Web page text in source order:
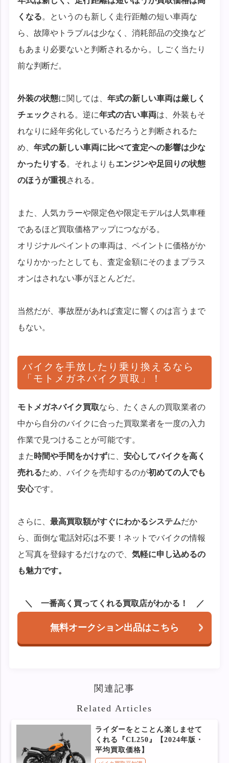
くなる。というのも新しく走行距離の短い車両な
ら、故障やトラブルは少なく、消耗部品の交換など
もあまり必要ないと判断されるから。しごく当たり
前な判断だ。
外装の状態に関しては、年式の新しい車両は厳しく
チェック される。逆に年式の古い車両は、外装もそ
れなりに経年劣化しているだろうと判断されるた
め、年式の新しい車両に比べて査定への影響は少な
かったりする。それよりもエンジンや足回りの状態
のほうが重視される。
また、人気カラーや限定色や限定モデルは人気車種
であるほど買取価格アップにつながる。
オリジナルペイントの車両は、ペイントに価格がか
なりかかったとしても、査定金額にそのままプラス
オンはされない事がほとんどだ。
当然だが、事故歴があれば査定に響くのは言うまで
もない。
バイクを手放したり乗り換えるなら
「モトメガネバイク買取」！
モトメガネバイク買取なら、たくさんの買取業者の
中から自分のバイクに合った買取業者を一度の入力
作業で見つけることが可能です。
また 時間や手間をかけずに、安心してバイクを高く
売れるため、バイクを売却するのが初めての人でも
安心です。
さらに、最高買取額がすぐにわかるシステムだか
ら、面倒な電話対応は不要！ネットでバイクの情報
と写真を登録するだけなので、気軽に申し込めるの
も魅力です。
一番高く買ってくれる買取店がわかる！
無料オークション出品はこちら
関連記事
Related Articles
ライダーをとことん楽しませて
くれる『CL250』【2024年版・
平均買取価格】